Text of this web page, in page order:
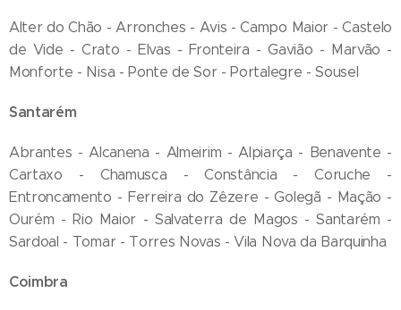
Alter do Chão - Arronches - Avis - Campo Maior - Castelo
de Vide - Crato - Elvas - Fronteira - Gavião - Marvão -
Monforte - Nisa - Ponte de Sor - Portalegre - Sousel
Santarém
Abrantes - Alcanena - Almeirim - Alpiarça - Benavente -
Cartaxo - Chamusca - Constância - Coruche -
Entroncamento - Ferreira do Zêzere - Golegã - Mação -
Ourém - Rio Maior - Salvaterra de Magos - Santarém -
Sardoal - Tomar - Torres Novas - Vila Nova da Barquinha
Coimbra